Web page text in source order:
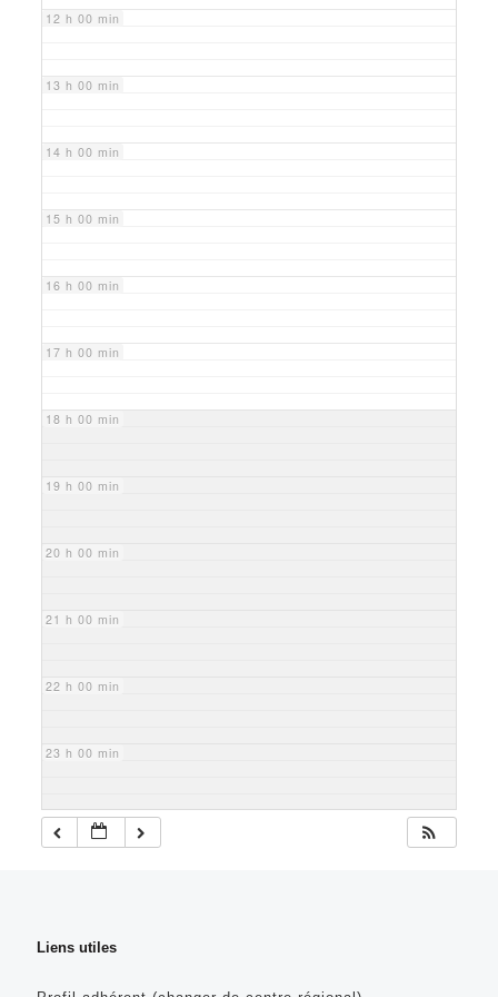
12 h 00 min
13 h 00 min
14 h 00 min
15 h 00 min
16 h 00 min
17 h 00 min
18 h 00 min
19 h 00 min
20 h 00 min
21 h 00 min
22 h 00 min
23 h 00 min
Liens utiles